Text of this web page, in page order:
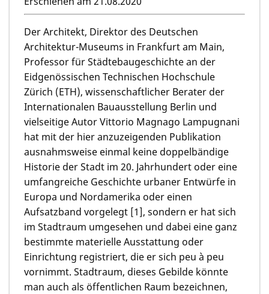
Der Architekt, Direktor des Deutschen
Architektur-Museums in Frankfurt am Main,
Professor für Städtebaugeschichte an der
Eidgenössischen Technischen Hochschule
Zürich (ETH), wissenschaftlicher Berater der
Internationalen Bauausstellung Berlin und
vielseitige AutorVittorio Magnago Lampugnani
hat mit der hier anzuzeigenden Publikation
ausnahmsweise einmal keine doppelbändige
Historie der Stadt im 20. Jahrhundert oder eine
umfangreiche Geschichte urbaner Entwürfe in
Europa und Nordamerika oder einen
Aufsatzband vorgelegt [1], sondern er hat sich
im Stadtraum umgesehen und dabei eine ganz
bestimmte materielle Ausstattung oder
Einrichtung registriert, die er sich peu à peu
vornimmt. Stadtraum, dieses Gebilde könnte
man auch als öffentlichen Raum bezeichnen,